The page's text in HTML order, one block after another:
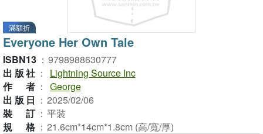
滿額折
Everyone Her Own Tale
ISBN13 ： 9798988630777
出版社 ：
Lightning Source Inc
作者 ： George
出版日 ： 2025/02/06
裝訂 ： 平裝
規格 ： 21.6cm*14cm*1.8cm (高/寬/厚)